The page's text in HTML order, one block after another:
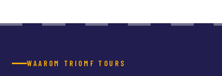
WAAROM TRIOMF TOURS